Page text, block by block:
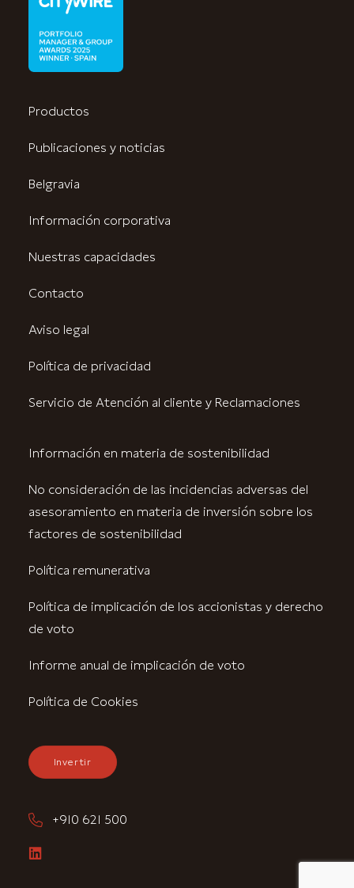
Productos
Publicaciones y noticias
Belgravia
Información corporativa
Nuestras capacidades
Contacto
Aviso legal
Política de privacidad
Servicio de Atención al cliente y Reclamaciones
Información en materia de sostenibilidad
No consideración de las incidencias adversas del
asesoramiento en materia de inversión sobre los
factores de sostenibilidad
Política remunerativa
Política de implicación de los accionistas y derecho
de voto
Informe anual de implicación de voto
Política de Cookies
Invertir
+910 621 500